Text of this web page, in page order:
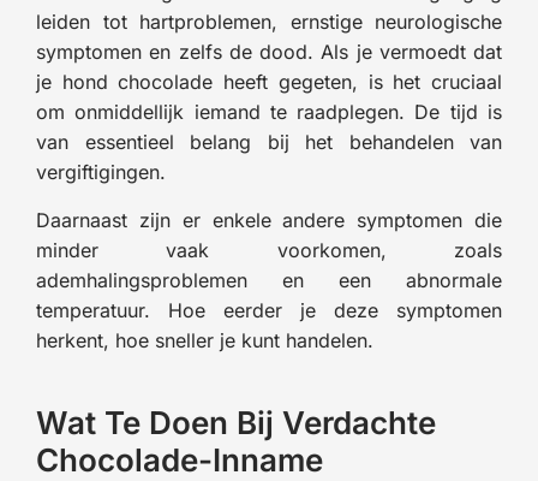
leiden tot hartproblemen, ernstige neurologische
symptomen en zelfs de dood. Als je vermoedt dat
je hond chocolade heeft gegeten, is het cruciaal
om onmiddellijk iemand te raadplegen. De tijd is
van essentieel belang bij het behandelen van
vergiftigingen.
Daarnaast zijn er enkele andere symptomen die
minder vaak voorkomen, zoals
ademhalingsproblemen en een abnormale
temperatuur. Hoe eerder je deze symptomen
herkent, hoe sneller je kunt handelen.
Wat Te Doen Bij Verdachte
Chocolade-Inname